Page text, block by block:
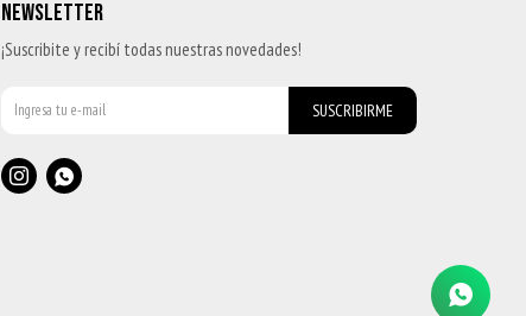
NEWSLETTER
¡Suscribite y recibí todas nuestras novedades!
SUSCRIBIRME
 